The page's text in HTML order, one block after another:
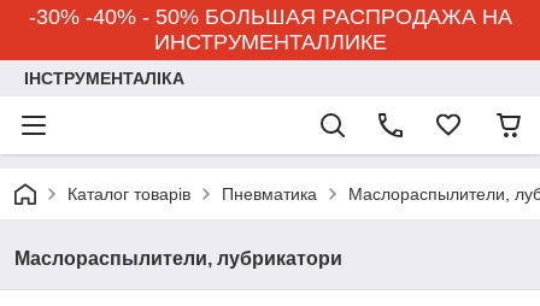
-30% -40% - 50% БОЛЬШАЯ РАСПРОДАЖА НА
ИНСТРУМЕНТАЛЛИКЕ
ІНСТРУМЕНТАЛІКА
Каталог товарів Пневматика Маслораспылители,
Маслораспылители, лубрикатори